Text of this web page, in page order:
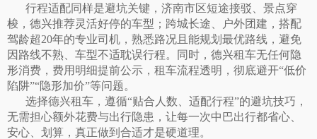
行程适配同样是避坑关键，济南市区短途接驳、景点穿
梭，德兴推荐灵活好停的车型；跨城长途、户外团建，搭配
驾龄超20年的专业司机，熟悉路况且能规划最优路线，避免
因路线不熟、车型不适耽误行程。同时，德兴租车无任何隐
形消费，费用明细提前公示，租车流程透明，彻底避开“低价
陷阱”“隐形加价”等问题。
选择德兴租车，遵循“贴合人数、适配行程”的避坑技巧，
无需担心额外花费与出行隐患，让每一次中巴出行都省心、
安心、划算，真正做到合适才是硬道理。